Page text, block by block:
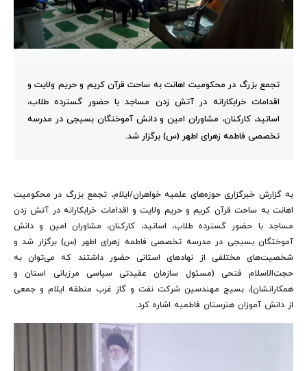
تجمع بزرگ در محکومیت اهانت به ساحت قرآن کریم و حریم ولایت و
اقدامات خرابکارانه در آتش زدن مساجد با حضور گسترده طلاب،
اساتید، کارکنان، مشاوران امین و دانش آموختگان بسیجی در مدرسه
تخصصی فاطمه زهرای اطهر (س) برگزار شد.
به گزارش خبرگزاری حوزه‌های علمیه خواهران/ایلام، تجمع بزرگ در محکومیت
اهانت به ساحت قرآن کریم و حریم ولایت و اقدامات خرابکارانه در آتش زدن
مساجد با حضور گسترده طلاب، اساتید، کارکنان، مشاوران امین و دانش
آموختگان بسیجی در مدرسه تخصصی فاطمه زهرای اطهر (س) برگزار شد و
شخصیت‌های مختلفی از نهادهای استانی حضور داشتند که می‌توان به
حجت‌الاسلام فتحی (مسئول سازمان عقیدتی سیاسی مرزبانی استان و
همکارانشان)، بسیج مهندسین شرکت نفت و گاز غرب منطقه ایلام و جمعی
از دانش آموزان هنرستان فاطمیه اشاره کرد.